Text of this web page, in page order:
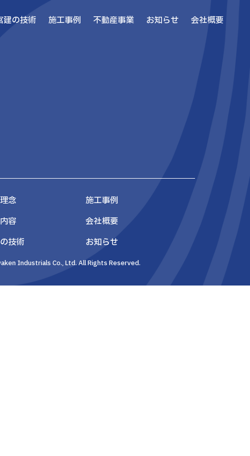
建の技術 施工事例 不動産事業 お知らせ 会社概要
念
施工事例
容
会社概要
技術
お知らせ
Industrials Co., Ltd. All Rights Reserved.